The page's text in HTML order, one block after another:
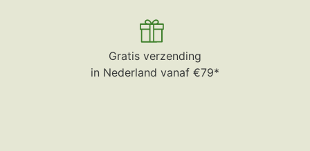
Gratis verzending
in Nederland vanaf €79*